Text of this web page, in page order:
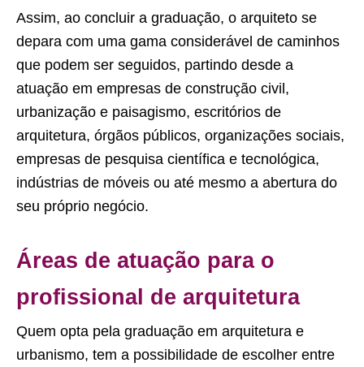
Assim, ao concluir a graduação, o arquiteto se
depara com uma gama considerável de caminhos
que podem ser seguidos, partindo desde a
atuação em empresas de construção civil,
urbanização e paisagismo, escritórios de
arquitetura, órgãos públicos, organizações sociais,
empresas de pesquisa científica e tecnológica,
indústrias de móveis ou até mesmo a abertura do
seu próprio negócio.
Áreas de atuação para o
profissional de arquitetura
Quem opta pela graduação em arquitetura e
urbanismo, tem a possibilidade de escolher entre